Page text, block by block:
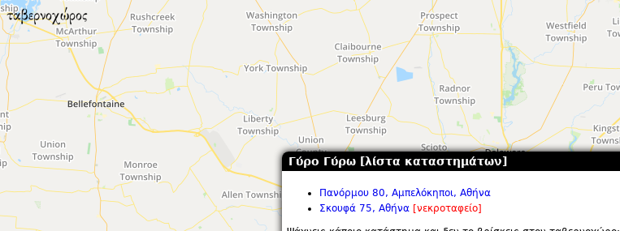
Γύρο Γύρω [λίστα καταστημάτων]
Πανόρμου 80, Αμπελόκηποι, Αθήνα
Σκουφά 75, Αθήνα [νεκροταφείο]